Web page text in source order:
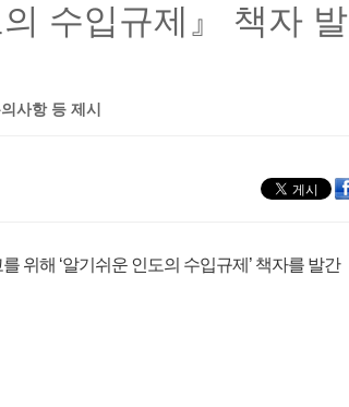
수입규제』 책자 발
사항 등 제시
위해 ‘알기쉬운 인도의 수입규제’ 책자를 발간